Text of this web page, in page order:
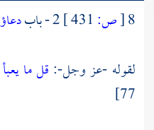
8
[ص: 2 - باب
لقوله -عز وجل-: قل ما
77]